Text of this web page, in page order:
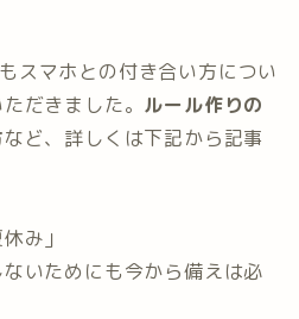
スマホとの付き合い方につい
だきました。 ルール作りの
など、詳しくは下記から記事
み」
いためにも今から備えは必